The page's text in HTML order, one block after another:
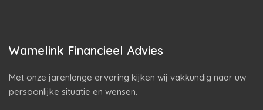
Wamelink Financieel Advies
Met onze jarenlange ervaring kijken wij vakkundig naar uw
persoonlijke situatie en wensen.